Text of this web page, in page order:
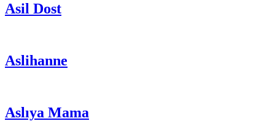
Asil Dost
Aslihanne
Aslıya Mama